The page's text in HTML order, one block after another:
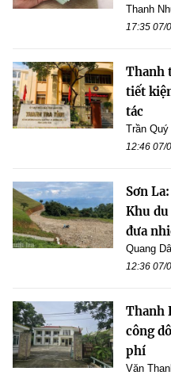
Thanh
17:35 07/
Thanh
tiết
tác
Trần Quý
12:46 07/
Sơn
Khu
đưa
Quang
12:36 07/
Thanh
công
phí
Văn